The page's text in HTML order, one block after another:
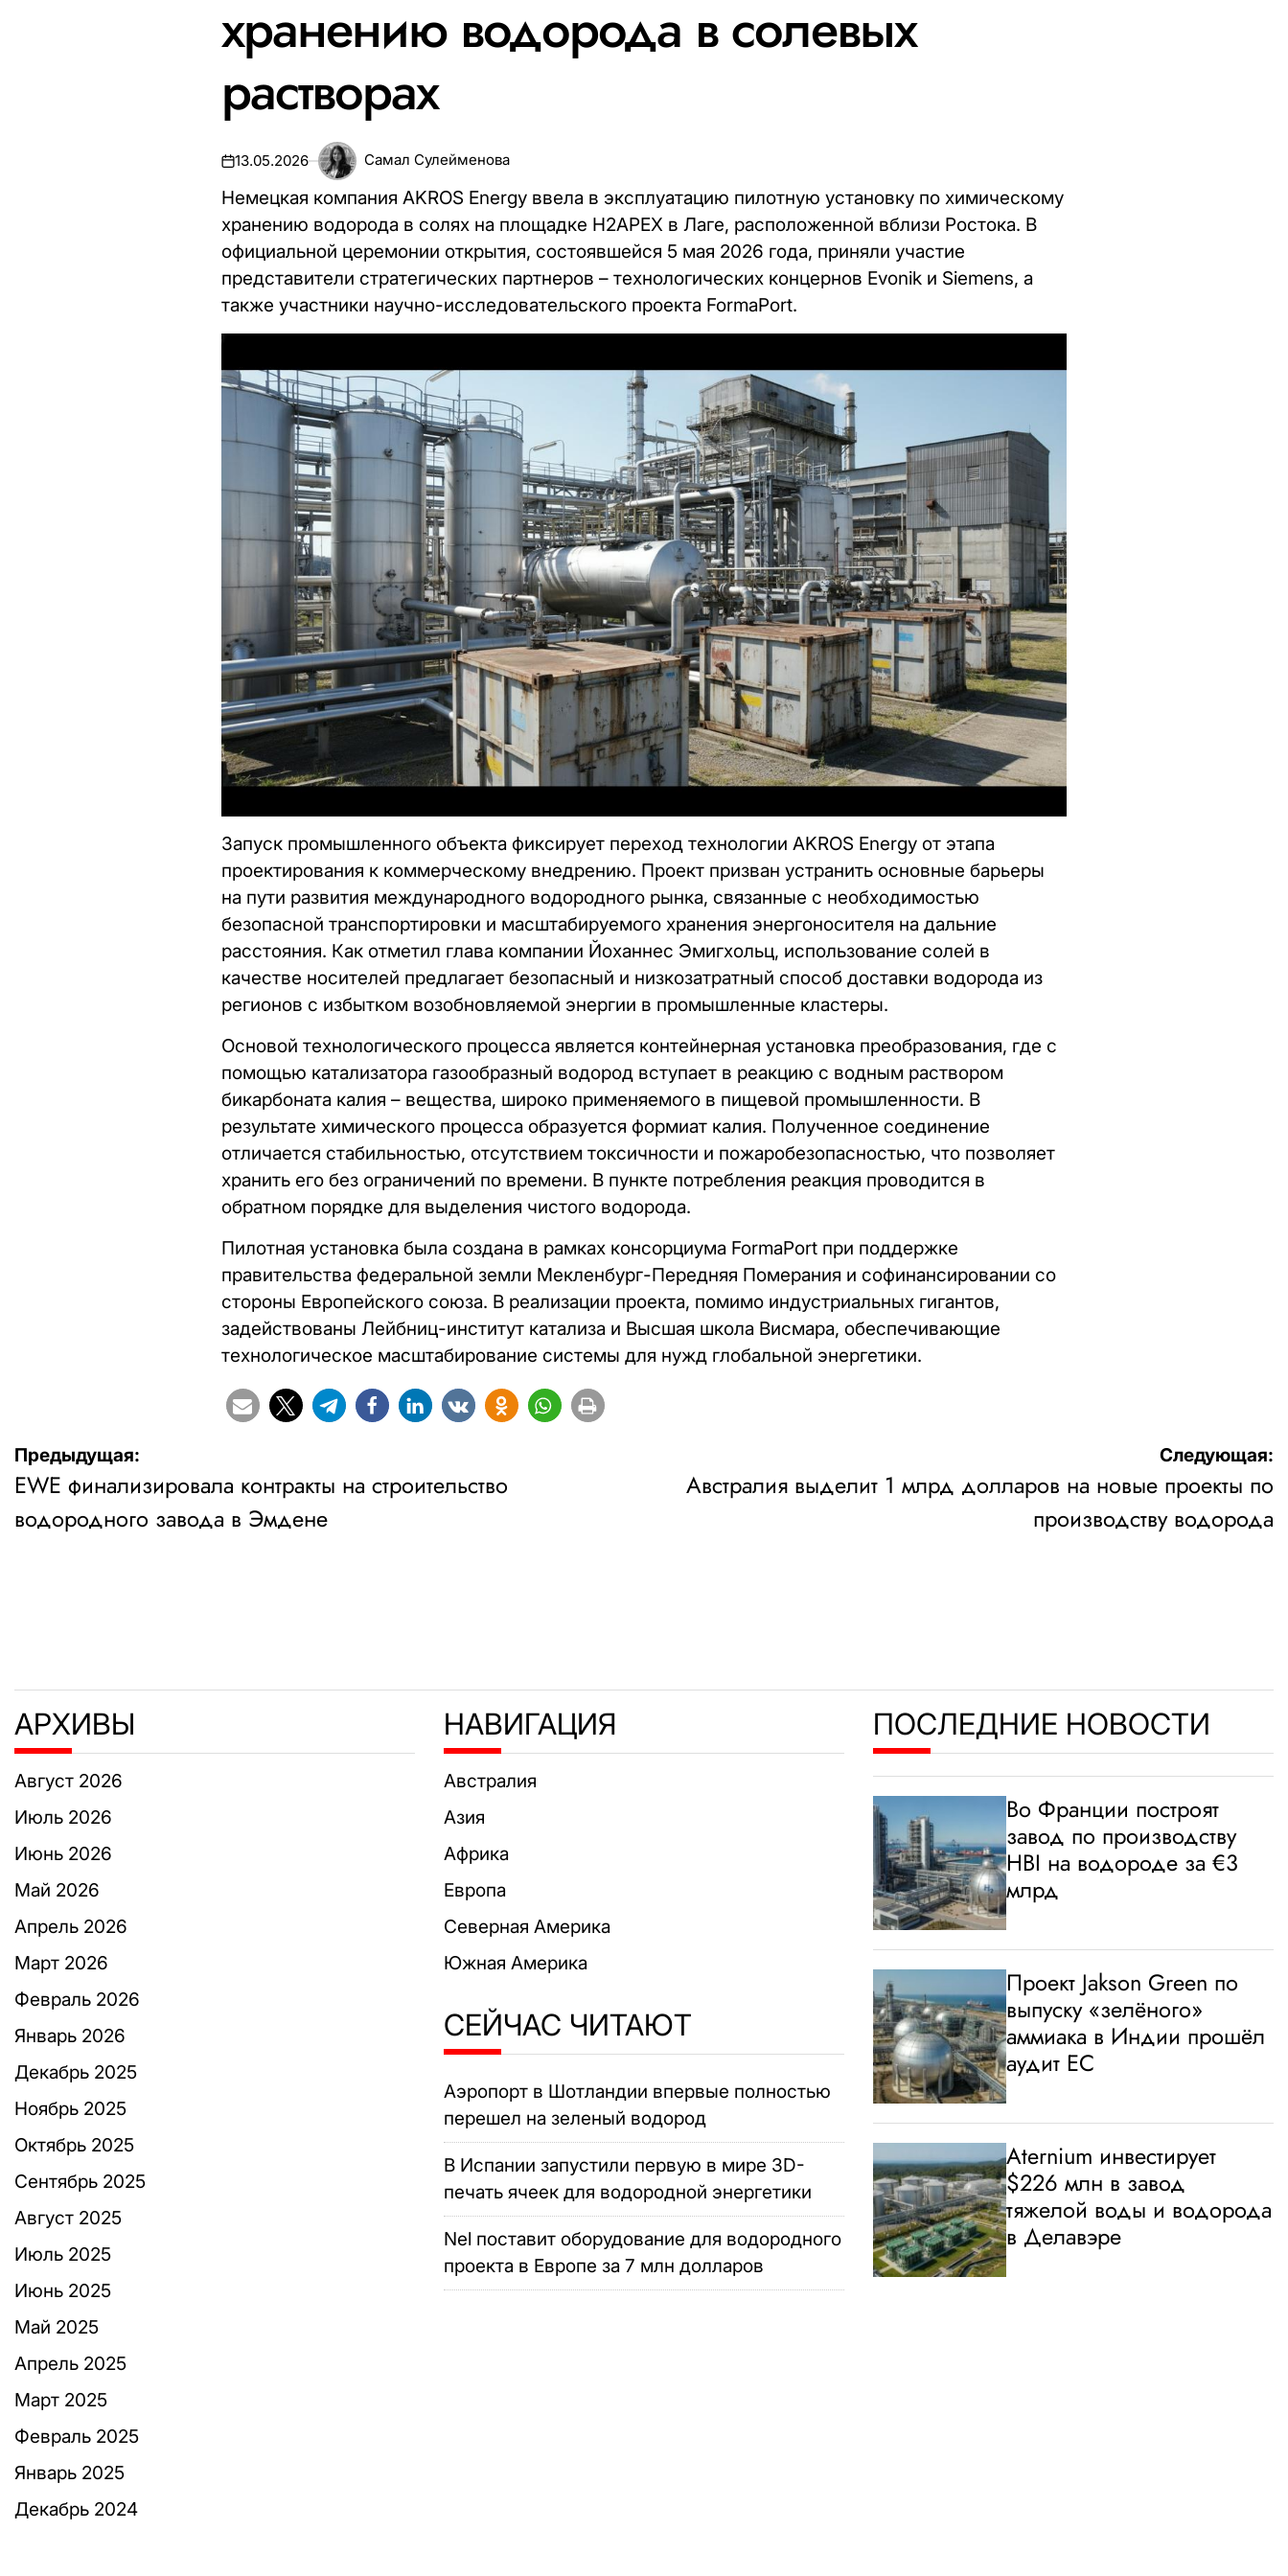
хранению водорода в солевых
растворах
13.05.2026 Самал Сулейменова
Немецкая компания AKROS Energy ввела в эксплуатацию пилотную установку по химическому
хранению водорода в солях на площадке H2APEX в Лаге, расположенной вблизи Ростока. В
официальной церемонии открытия, состоявшейся 5 мая 2026 года, приняли участие
представители стратегических партнеров – технологических концернов Evonik и Siemens, а
также участники научно-исследовательского проекта FormaPort.
Запуск промышленного объекта фиксирует переход технологии AKROS Energy от этапа
проектирования к коммерческому внедрению. Проект призван устранить основные барьеры
на пути развития международного водородного рынка, связанные с необходимостью
безопасной транспортировки и масштабируемого хранения энергоносителя на дальние
расстояния. Как отметил глава компании Йоханнес Эмигхольц, использование солей в
качестве носителей предлагает безопасный и низкозатратный способ доставки водорода из
регионов с избытком возобновляемой энергии в промышленные кластеры.
Основой технологического процесса является контейнерная установка преобразования, где с
помощью катализатора газообразный водород вступает в реакцию с водным раствором
бикарбоната калия – вещества, широко применяемого в пищевой промышленности. В
результате химического процесса образуется формиат калия. Полученное соединение
отличается стабильностью, отсутствием токсичности и пожаробезопасностью, что позволяет
хранить его без ограничений по времени. В пункте потребления реакция проводится в
обратном порядке для выделения чистого водорода.
Пилотная установка была создана в рамках консорциума FormaPort при поддержке
правительства федеральной земли Мекленбург-Передняя Померания и софинансировании со
стороны Европейского союза. В реализации проекта, помимо индустриальных гигантов,
задействованы Лейбниц-институт катализа и Высшая школа Висмара, обеспечивающие
технологическое масштабирование системы для нужд глобальной энергетики.
Навигация
по
записям
Предыдущая:
EWE финализировала контракты на строительство
водородного завода в Эмдене
Следующая:
Австралия выделит 1 млрд долларов на новые проекты по
производству водорода
АРХИВЫ
Август 2026
Июль 2026
Июнь 2026
Май 2026
Апрель 2026
Март 2026
Февраль 2026
Январь 2026
Декабрь 2025
Ноябрь 2025
Октябрь 2025
Сентябрь 2025
Август 2025
Июль 2025
Июнь 2025
Май 2025
Апрель 2025
Март 2025
Февраль 2025
Январь 2025
Декабрь 2024
НАВИГАЦИЯ
Австралия
Азия
Африка
Европа
Северная Америка
Южная Америка
СЕЙЧАС ЧИТАЮТ
Аэропорт в Шотландии впервые полностью
перешел на зеленый водород
В Испании запустили первую в мире 3D-
печать ячеек для водородной энергетики
Nel поставит оборудование для водородного
проекта в Европе за 7 млн долларов
ПОСЛЕДНИЕ НОВОСТИ
Во Франции построят
завод по производству
HBI на водороде за €3
млрд
Проект Jakson Green по
выпуску «зелёного»
аммиака в Индии прошёл
аудит ЕС
Aternium инвестирует
$226 млн в завод
тяжелой воды и водорода
в Делавэре